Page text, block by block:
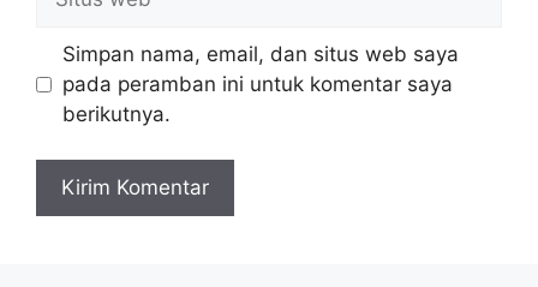
web
Simpan nama, email, dan situs web saya
pada peramban ini untuk komentar saya
berikutnya.